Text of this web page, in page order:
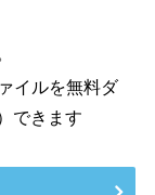
イルを無料ダ
できます